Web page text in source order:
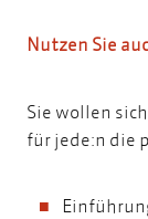
Nutzen Sie
Sie wollen
für jede:n die